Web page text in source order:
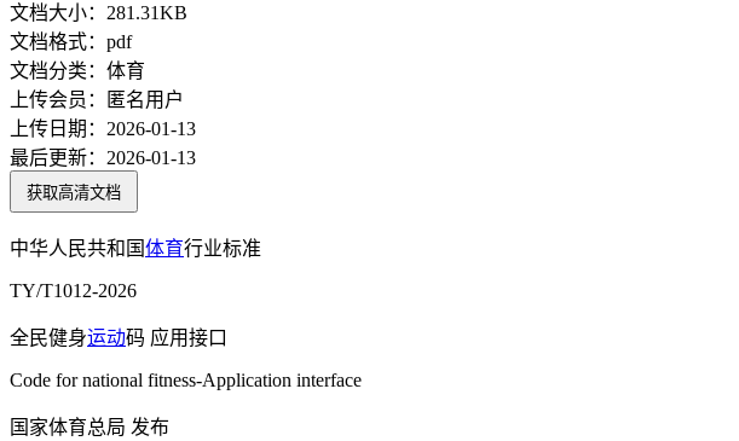
文档大小： 281.31KB
文档格式： pdf
文档分类： 体育
上传会员：
匿名用户
上传日期： 2026-01-13
最后更新： 2026-01-13
获取高清文档
中华人民共和国体育行业标准
TY/T1012-2026
全民健身运动码 应用接口
Code for national fitness-Application interface
国家体育总局 发布